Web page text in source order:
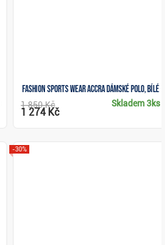
Fashion Sports Wear Accra dámské polo, bílé
Skladem3ks
1 850 Kč
1 274 Kč
-30%